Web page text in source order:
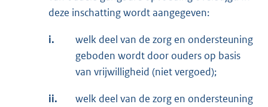
deze inschatting wordt aangegeven:
i.
welk deel van de zorg en ondersteuning
geboden wordt door ouders op basis
van vrijwilligheid (niet vergoed);
ii.
welk deel van de zorg en ondersteuning